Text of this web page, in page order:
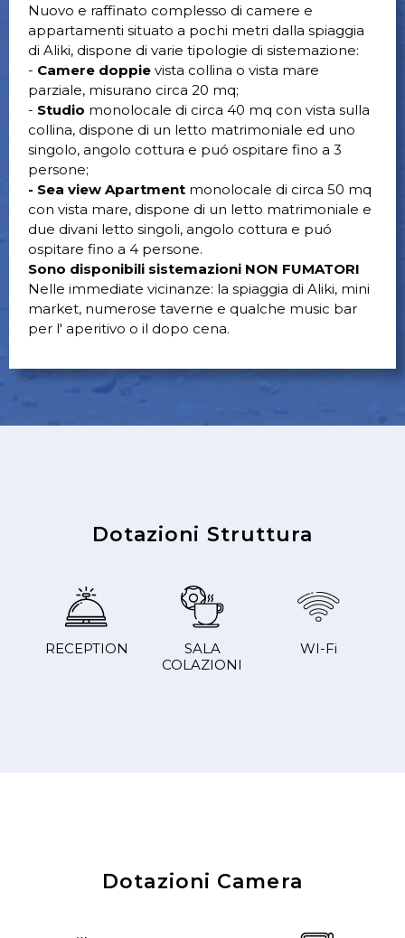
Nuovo e raffinato complesso di camere e
appartamenti situato a pochi metri dalla spiaggia
di Aliki, dispone di varie tipologie di sistemazione:
- Camere doppie vista collina o vista mare
parziale, misurano circa 20 mq;
- Studio monolocale di circa 40 mq con vista sulla
collina, dispone di un letto matrimoniale ed uno
singolo, angolo cottura e puó ospitare fino a 3
persone;
- Sea view Apartment monolocale di circa 50 mq
con vista mare, dispone di un letto matrimoniale e
due divani letto singoli, angolo cottura e puó
ospitare fino a 4 persone.
Sono disponibili sistemazioni NON FUMATORI
Nelle immediate vicinanze: la spiaggia di Aliki, mini
market, numerose taverne e qualche music bar
per l' aperitivo o il dopo cena.
Dotazioni Struttura
RECEPTION
SALA
COLAZIONI
WI-Fi
Dotazioni Camera